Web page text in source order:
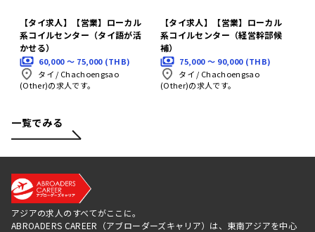
【タイ求人】【営業】ローカル
系コイルセンター（タイ語が活
かせる）
60,000 〜 75,000 (THB)
タイ / Chachoengsao
(Other)の求人です。
【タイ求人】【営業】ローカル
系コイルセンター（経営幹部候
補）
75,000 〜 90,000 (THB)
タイ / Chachoengsao
(Other)の求人です。
一覧でみる
アジアの求人のすべてがここに。
ABROADERS CAREER（アブローダーズキャリア）は、東南アジアを中心